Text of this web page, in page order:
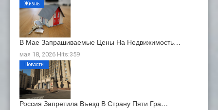
В Мае Запрашиваемые Цены На Недвижимость…
мая 18, 2026 Hits:359
Жизнь
Россия Запретила Въезд В Страну Пяти Гра…
Новости